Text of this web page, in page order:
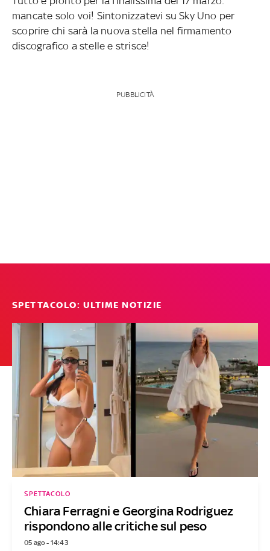
mancate solo voi! Sintonizzatevi su Sky Uno per
scoprire chi sarà la nuova stella nel firmamento
discografico a stelle e strisce!
PUBBLICITÀ
SPETTACOLO: ULTIME NOTIZIE
Chiara Ferragni e Georgina Rodriguez
rispondono alle critiche sul peso
SPETTACOLO
05 ago - 14:43